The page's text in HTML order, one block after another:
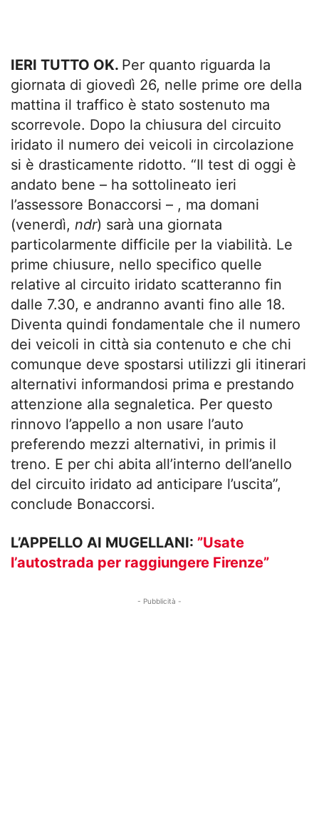
IERI TUTTO OK. Per quanto riguarda la
giornata di giovedì 26, nelle prime ore della
mattina il traffico è stato sostenuto ma
scorrevole. Dopo la chiusura del circuito
iridato il numero dei veicoli in circolazione
si è drasticamente ridotto. “Il test di oggi è
andato bene – ha sottolineato ieri
l’assessore Bonaccorsi – , ma domani
(venerdì, ndr) sarà una giornata
particolarmente difficile per la viabilità. Le
prime chiusure, nello specifico quelle
relative al circuito iridato scatteranno fin
dalle 7.30, e andranno avanti fino alle 18.
Diventa quindi fondamentale che il numero
dei veicoli in città sia contenuto e che chi
comunque deve spostarsi utilizzi gli itinerari
alternativi informandosi prima e prestando
attenzione alla segnaletica. Per questo
rinnovo l’appello a non usare l’auto
preferendo mezzi alternativi, in primis il
treno. E per chi abita all’interno dell’anello
del circuito iridato ad anticipare l’uscita”,
conclude Bonaccorsi.
L’APPELLO AI MUGELLANI: ”Usate
l’autostrada per raggiungere Firenze”
- Pubblicità -